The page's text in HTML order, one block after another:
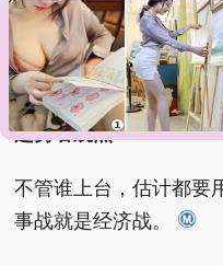
□ 大家到底哪来的自信
□ 我就想问明天股市啥
趋势君观点：
不管谁上台，估计都要
事战就是经济战。